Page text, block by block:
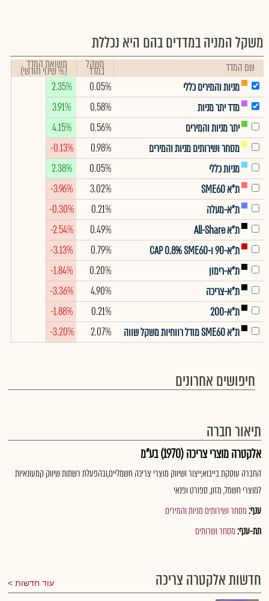
משקל המניה במדדים בהם היא נכללת
שם המדד משקל
במדד תשואת המדד
(% שינוי חודשי)
מניות והמירים כללי
0.05%
2.35%
מדד יתר מניות
0.58%
3.91%
יתר מניות והמירים
0.56%
4.15%
מסחר ושירותים מניות והמירים
0.98%
-0.13%
מניות כללי
0.05%
2.38%
ת"א SME60
3.02%
-3.96%
ת"א-מעלה
0.21%
-0.30%
ת"א All-Share
0.49%
-2.54%
ת"א-90 ו-CAP 0.8% SME60
0.79%
-3.13%
ת"א-רימון
0.20%
-1.84%
ת"א-צריכה
4.90%
-3.36%
ת"א-200
0.21%
-1.88%
ת"א SME60 מודל רווחיות משקל שווה
2.07%
-3.20%
חיפושים אחרונים
תיאור חברה
אלקטרה מוצרי צריכה (1970) בע"מ
החברה עוסקת בייבוא,ייצור ושיווק מוצרי צריכה חשמליים,ובהפעלת רשתות שיווק קמעונאיות
למוצרי חשמל, מזון, ספורט ופנאי
ענף:מסחר ושירותים מניות והמירים
תת-ענף:מסחר ושרותים
חדשות אלקטרה צריכה עוד חדשות